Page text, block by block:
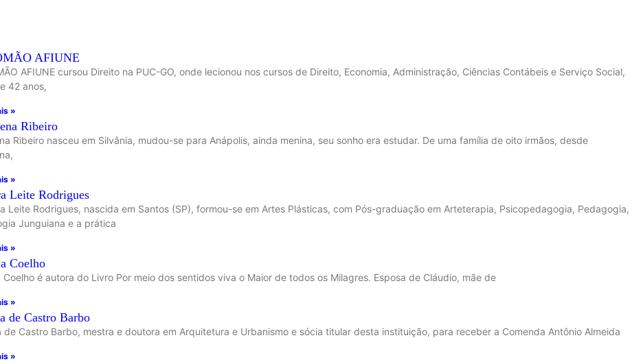
AFIUNE
AFIUNE cursou Direito na PUC-GO, onde lecionou nos cursos de Direito, Economia, Administração, Ciências Contábeis e Serviço Social,
42 anos,
»
Ribeiro
Ribeiro nasceu em Silvânia, mudou-se para Anápolis, ainda menina, seu sonho era estudar. De uma família de oito irmãos, desde
»
Leite Rodrigues
Leite Rodrigues, nascida em Santos (SP), formou-se em Artes Plásticas, com Pós-graduação em Arteterapia, Psicopedagogia, Pedagogia,
Junguiana e a prática
»
Coelho
Coelho é autora do Livro Por meio dos sentidos viva o Maior de todos os Milagres. Esposa de Cláudio, mãe de
»
de Castro Barbo
de Castro Barbo, mestra e doutora em Arquitetura e Urbanismo e sócia titular desta instituição, para receber a Comenda Antônio Almeida
»